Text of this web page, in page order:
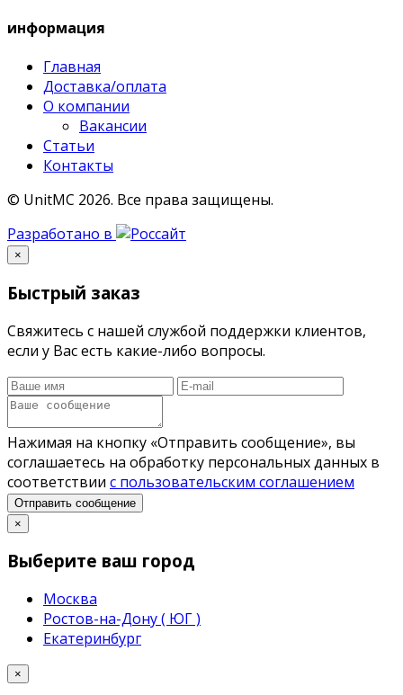
информация
Главная
Доставка/оплата
О компании
Вакансии
Статьи
Контакты
© UnitMC 2026. Все права защищены.
Разработано в
×
Быстрый заказ
Свяжитесь с нашей службой поддержки клиентов,
если у Вас есть какие-либо вопросы.
Нажимая на кнопку «Отправить сообщение», вы
соглашаетесь на обработку персональных данных в
соответствии с пользовательским соглашением
Отправить сообщение
×
Выберите ваш город
Москва
Ростов-на-Дону ( ЮГ )
Екатеринбург
×